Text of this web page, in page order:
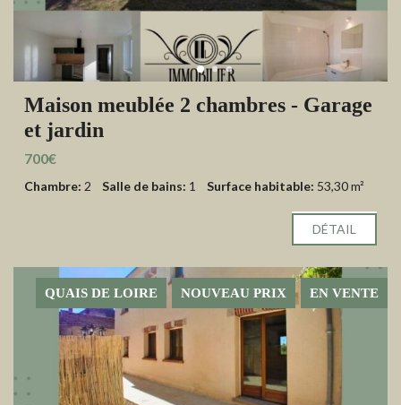
Maison meublée 2 chambres - Garage
et jardin
700€
Chambre: 2 Salle de bains: 1 Surface habitable: 53,30 m²
DÉTAIL
EN VENTE
NOUVEAU PRIX
QUAIS DE LOIRE